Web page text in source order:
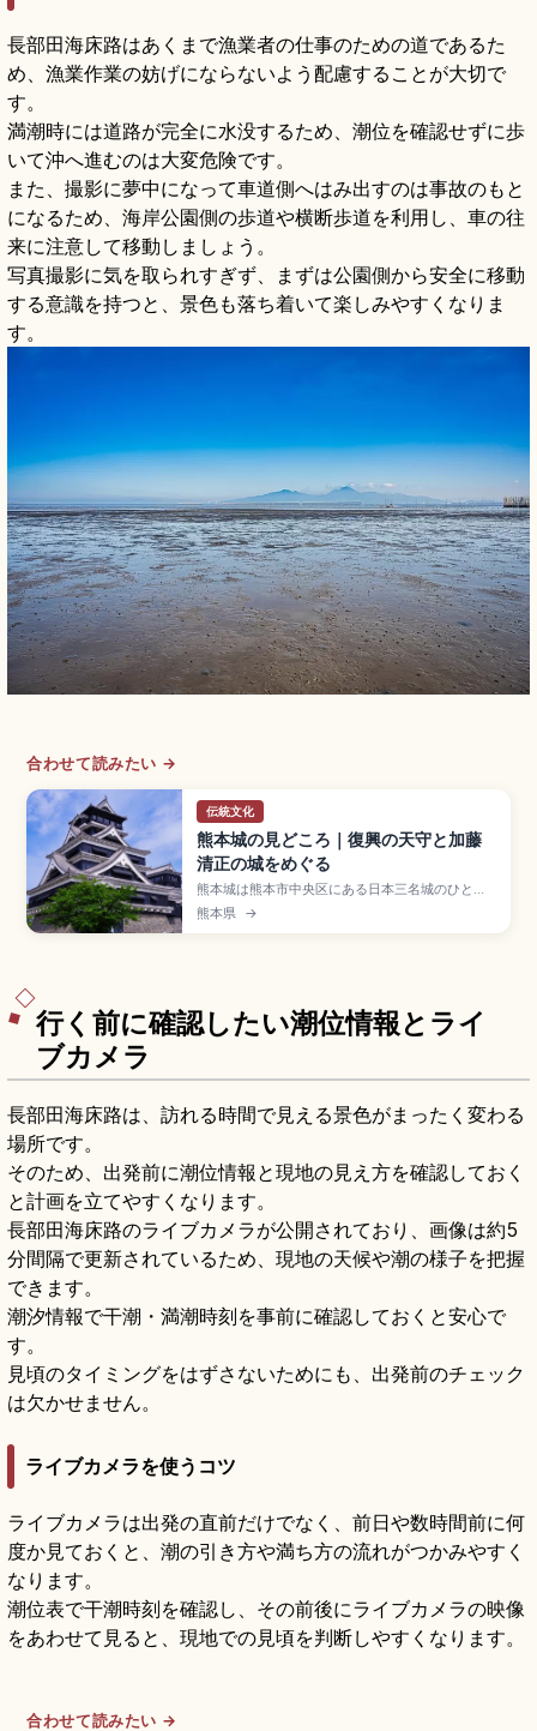
長部田海床路はあくまで漁業者の仕事のための道であるた
め、漁業作業の妨げにならないよう配慮することが大切で
す。
満潮時には道路が完全に水没するため、潮位を確認せずに歩
いて沖へ進むのは大変危険です。
また、撮影に夢中になって車道側へはみ出すのは事故のもと
になるため、海岸公園側の歩道や横断歩道を利用し、車の往
来に注意して移動しましょう。
写真撮影に気を取られすぎず、まずは公園側から安全に移動
する意識を持つと、景色も落ち着いて楽しみやすくなりま
す。
合わせて読みたい →
伝統文化
熊本城の見どころ｜復興の天守と加藤
清正の城をめぐる
熊本城は熊本市中央区にある日本三名城のひとつ
で、加藤清正が1607年に完成させた「銀杏城」の
異名を持つ国の特別史跡。「武者返し」の石垣と
熊本県 →
行く前に確認したい潮位情報とライ
ブカメラ
長部田海床路は、訪れる時間で見える景色がまったく変わる
場所です。
そのため、出発前に潮位情報と現地の見え方を確認しておく
と計画を立てやすくなります。
長部田海床路のライブカメラが公開されており、画像は約5
分間隔で更新されているため、現地の天候や潮の様子を把握
できます。
潮汐情報で干潮・満潮時刻を事前に確認しておくと安心で
す。
見頃のタイミングをはずさないためにも、出発前のチェック
は欠かせません。
ライブカメラを使うコツ
ライブカメラは出発の直前だけでなく、前日や数時間前に何
度か見ておくと、潮の引き方や満ち方の流れがつかみやすく
なります。
潮位表で干潮時刻を確認し、その前後にライブカメラの映像
をあわせて見ると、現地での見頃を判断しやすくなります。
合わせて読みたい →